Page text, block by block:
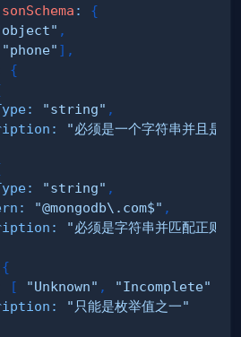
:
{
,
"phone" ] ,
{
: "string" ,
:
"必须是一个字符串并且是
: "string" ,
: "@mongodb\.com$" ,
:
"必须是字符串并匹配正则
{
[ "Unknown" , "Incomplete"
:
"只能是枚举值之一"